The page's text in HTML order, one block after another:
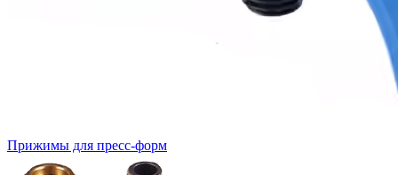
Прижимы для пресс-форм